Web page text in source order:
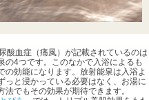
酸血症（痛風）が記載されているのは
の4つです。このなかで入浴によるも
の効能になります。放射能泉は入浴よ
っと浸かっている必要はなく、お湯に
でもその効果が期待できます。